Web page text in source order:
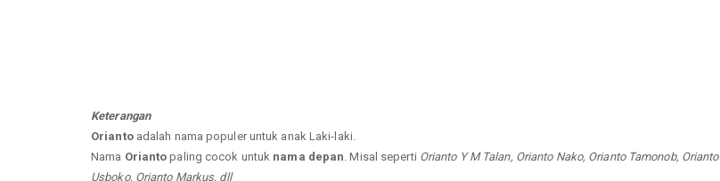
Keterangan
Oriantoadalah nama populer untuk anak Laki-laki.
Nama Orianto paling cocok untuk nama depan . Misal seperti Orianto Y M Talan, Orianto Nako, Orianto Tamonob, Orianto
Usboko, Orianto Markus, dll